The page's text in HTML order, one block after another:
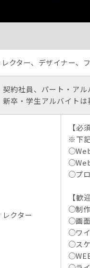
クター、デザイナー、
契約社員、パート・アル
卒・学生アルバイトは
クター
【必
※下
プ
【歓
制
画
ワ
ス